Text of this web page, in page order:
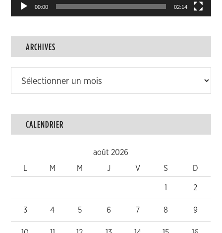
00:00 02:14
ARCHIVES
CALENDRIER
août 2026
M M J V S D
1 2
3 4 5 6 7 8 9